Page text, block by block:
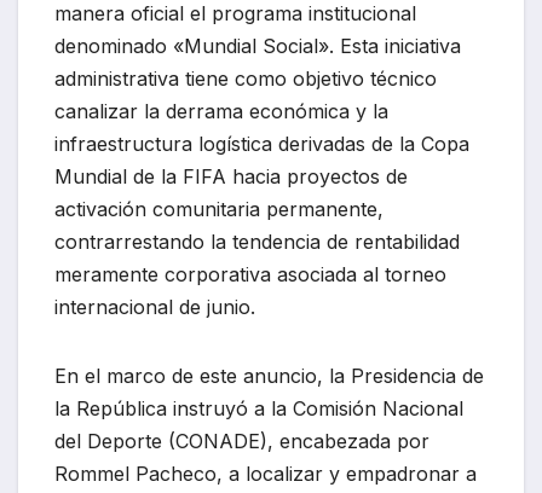
manera oficial el programa institucional
denominado «Mundial Social». Esta iniciativa
administrativa tiene como objetivo técnico
canalizar la derrama económica y la
infraestructura logística derivadas de la Copa
Mundial de la FIFA hacia proyectos de
activación comunitaria permanente,
contrarrestando la tendencia de rentabilidad
meramente corporativa asociada al torneo
internacional de junio.
En el marco de este anuncio, la Presidencia de
la República instruyó a la Comisión Nacional
del Deporte (CONADE), encabezada por
Rommel Pacheco, a localizar y empadronar a